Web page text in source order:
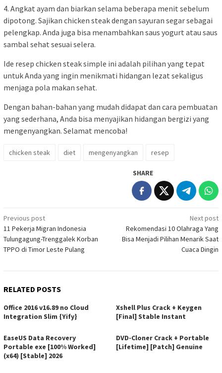
4. Angkat ayam dan biarkan selama beberapa menit sebelum
dipotong. Sajikan chicken steak dengan sayuran segar sebagai
pelengkap. Anda juga bisa menambahkan saus yogurt atau saus
sambal sehat sesuai selera.
Ide resep chicken steak simple ini adalah pilihan yang tepat
untuk Anda yang ingin menikmati hidangan lezat sekaligus
menjaga pola makan sehat.
Dengan bahan-bahan yang mudah didapat dan cara pembuatan
yang sederhana, Anda bisa menyajikan hidangan bergizi yang
mengenyangkan. Selamat mencoba!
chicken steak diet mengenyangkan resep
SHARE
Post
navigation
Previous post
11 Pekerja Migran Indonesia
Tulungagung-Trenggalek Korban
TPPO di Timor Leste Pulang
Next post
Rekomendasi 10 Olahraga Yang
Bisa Menjadi Pilihan Menarik Saat
Cuaca Dingin
RELATED POSTS
Office 2016 v16.89 no Cloud
Integration Slim {Yify}
Xshell Plus Crack + Keygen
[Final] Stable Instant
EaseUS Data Recovery
Portable exe [100% Worked]
(x64) [Stable] 2026
DVD-Cloner Crack + Portable
[Lifetime] [Patch] Genuine